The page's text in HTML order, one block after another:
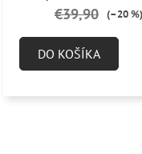
hviezdičiek.
€39,90 (–20 %)
DO KOŠÍKA